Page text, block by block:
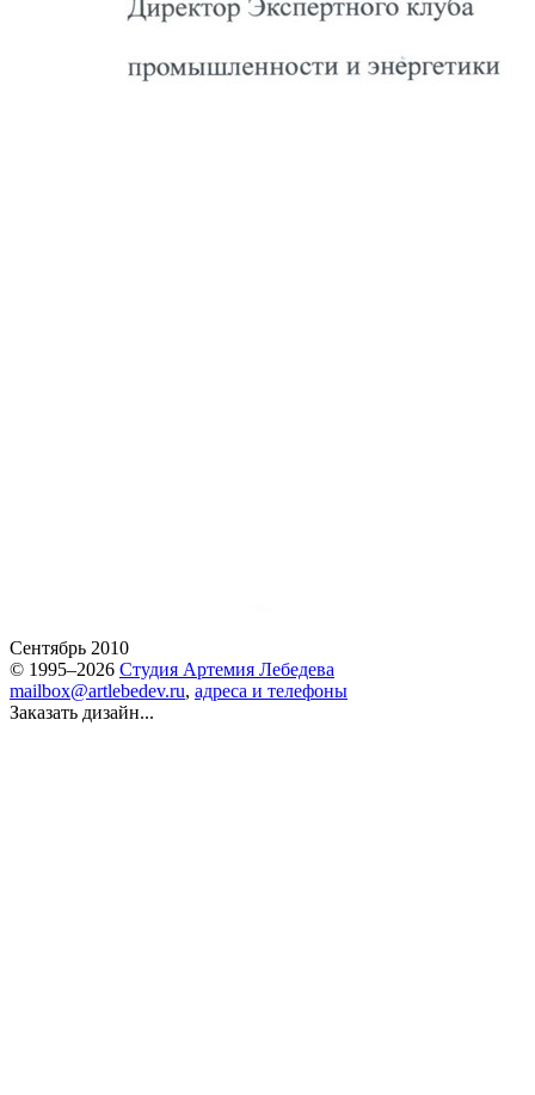
Сентябрь 2010
© 1995–2026 Студия Артемия Лебедева
mailbox@artlebedev.ru, адреса и телефоны
Заказать дизайн...